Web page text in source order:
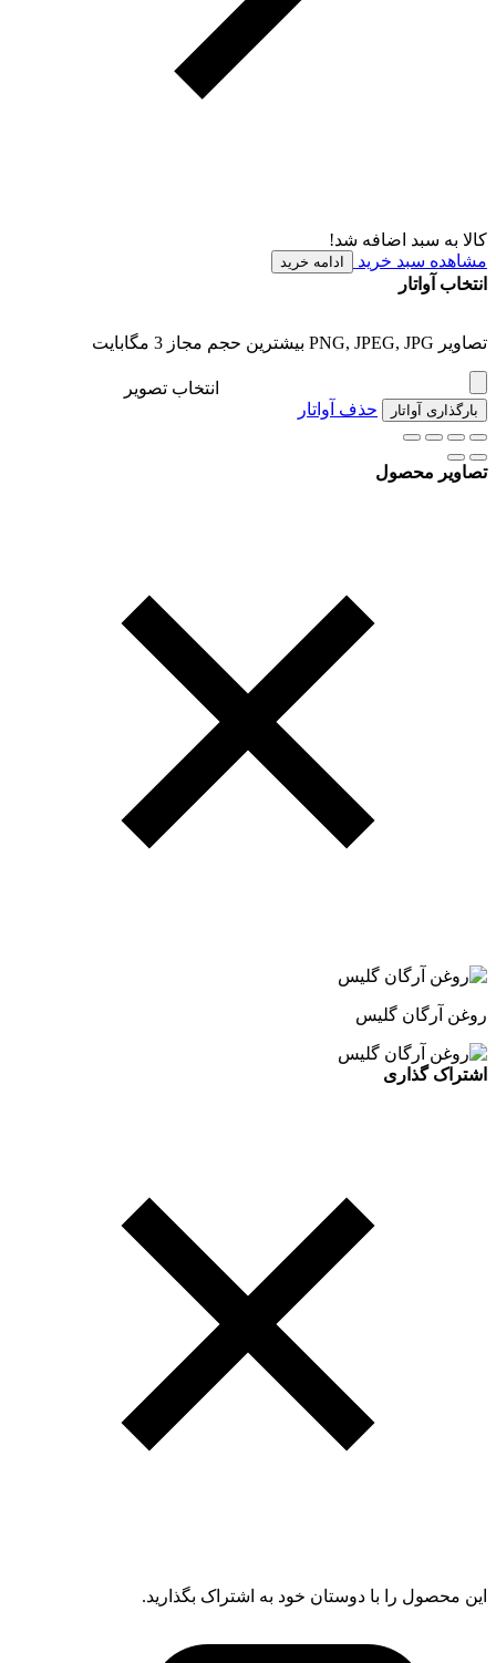
کالا به سبد اضافه شد!
مشاهده سبد خرید
ادامه خرید
انتخاب آواتار
تصاویر PNG, JPEG, JPG بیشترین حجم مجاز 3 مگابایت
انتخاب تصویر
بارگذاری آواتار حذف آواتار
تصاویر محصول
روغن آرگان گلیس
اشتراک گذاری
این محصول را با دوستان خود به اشتراک بگذارید.